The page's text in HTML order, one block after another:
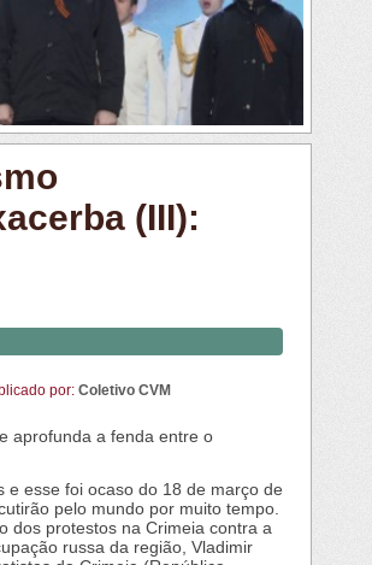
(III):
por: Coletivo CVM
aprofunda a fenda entre o
e esse foi ocaso do 18 de março de
pelo mundo por muito tempo.
dos protestos na Crimeia contra a
russa da região, Vladimir